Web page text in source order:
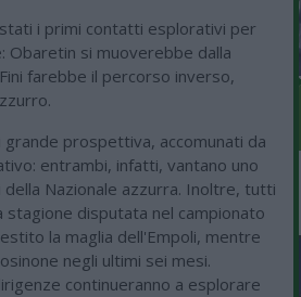
i primi contatti esplorativi per
Obaretin si muoverebbe dalla
farebbe il percorso inverso,
prospettiva, accomunati da
entrambi, infatti, vantano uno
Nazionale azzurra. Inoltre, tutti
stagione disputata nel campionato
la maglia dell'Empoli, mentre
negli ultimi sei mesi.
continueranno a esplorare